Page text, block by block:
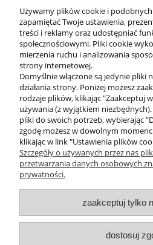
KONTAKT
MOJE
Używamy plików cookie i
zapamiętać Twoje ustawienia,
treści i reklamy oraz udostępniać
społecznościowymi. Pliki cookie
mierzenia ruchu i analizowania
strony internetowej.
Domyślnie włączone są jedynie pliki
działania strony. Poniżej możesz
rodzaje plików, klikając "Zaakceptuj
używania (z wyjątkiem
pliki do swoich potrzeb, wybierając
zgodę możesz w dowolnym
klikając w link "Ustawienia plików
Szczegóły o używanych przez nas
przetwarzania danych osobowych
prywatności.
zaakceptuj tylko
dostosuj